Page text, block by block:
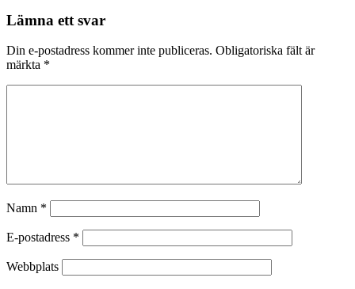
Lämna ett svar
Din e-postadress kommer inte publiceras. Obligatoriska fält är
märkta *
Namn *
E-postadress *
Webbplats